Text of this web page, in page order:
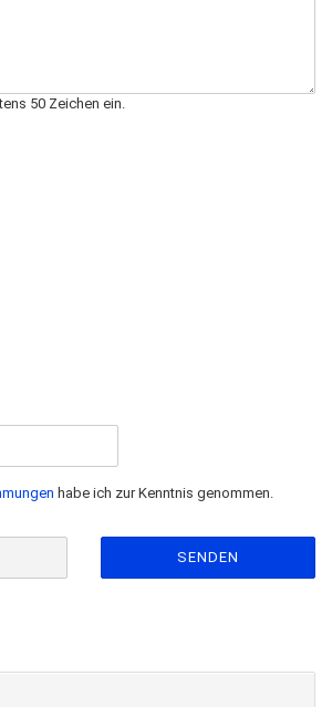
50 Zeichen ein.
habe ich zur Kenntnis genommen.
SENDEN